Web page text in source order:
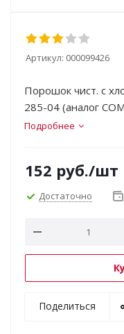
Артикул: 000099426
Порошок чист. с
285-04 (аналог
Подробнее
152 руб./шт
Достаточно
Поделиться